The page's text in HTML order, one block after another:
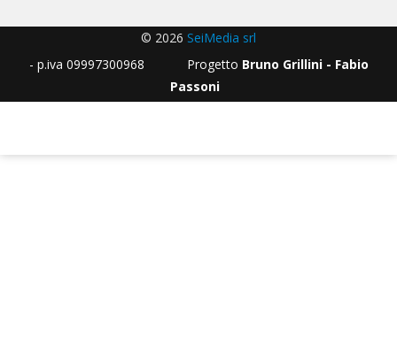
© 2026 SeiMedia srl
- p.iva 09997300968 Progetto Bruno Grillini - Fabio
Passoni